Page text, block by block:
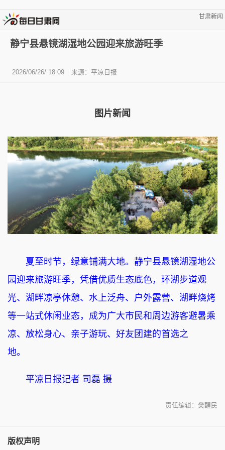
甘肃新闻
静宁县悬镜湖湿地公园迎来旅游旺季
2026/06/26/ 18:09 来源：平凉日报
图片新闻
夏至时节，绿意铺满大地。静宁县悬镜湖湿地公
园迎来旅游旺季，凭借优质生态底色，环湖步道观
光、湖畔凉亭休憩、水上泛舟、户外露营、湖畔烧烤
等一站式休闲业态，成为广大市民和周边游客避暑乘
凉、放松身心、亲子游玩、好友团建的首选之
地。
平凉日报记者 司磊 摄
责任编辑：樊醒民
版权声明